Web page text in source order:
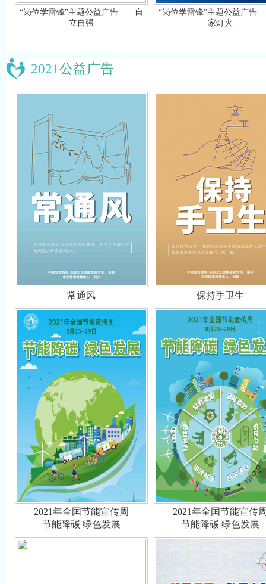
“岗位学雷锋”主题公益广告——自
立自强
“岗位学雷锋”主题公益广告
家灯火
2021公益广告
常通风 保持手卫生
2021年全国节能宣传周
节能降碳 绿色发展
2021年全国节能宣传
节能降碳 绿色发展